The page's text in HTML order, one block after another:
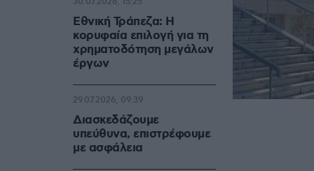
Εθνική Τράπεζα: Η
κορυφαία επιλογή για τη
χρηματοδότηση μεγάλων
έργων
Διασκεδάζουμε
υπεύθυνα, επιστρέφουμε
με ασφάλεια
29.07.2026, 09:39